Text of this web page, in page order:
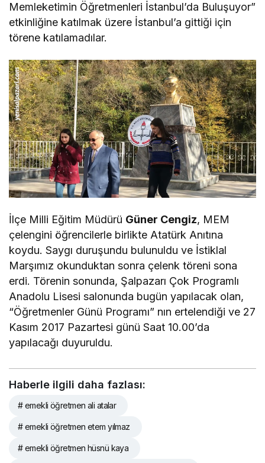
Memleketimin Öğretmenleri İstanbul’da Buluşuyor”
etkinliğine katılmak üzere İstanbul’a gittiği için
törene katılamadılar.
İlçe Milli Eğitim Müdürü Güner Cengiz, MEM
çelengini öğrencilerle birlikte Atatürk Anıtına
koydu. Saygı duruşundu bulunuldu ve İstiklal
Marşımız okunduktan sonra çelenk töreni sona
erdi. Törenin sonunda, Şalpazarı Çok Programlı
Anadolu Lisesi salonunda bugün yapılacak olan,
“Öğretmenler Günü Programı” nın ertelendiği ve 27
Kasım 2017 Pazartesi günü Saat 10.00’da
yapılacağı duyuruldu.
Haberle ilgili daha fazlası:
# emekli öğretmen ali atalar
# emekli öğretmen etem yılmaz
# emekli öğretmen hüsnü kaya